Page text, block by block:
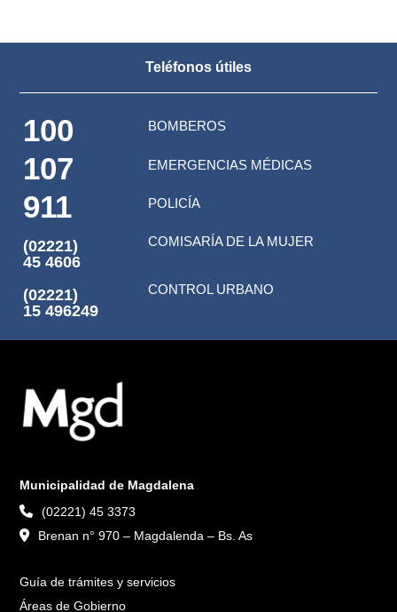
Teléfonos útiles
100 BOMBEROS
107 EMERGENCIAS MÉDICAS
911 POLICÍA
(02221)
45 4606
COMISARÍA DE LA MUJER
(02221)
15 496249
CONTROL URBANO
Municipalidad de Magdalena
(02221) 45 3373
Brenan n° 970 – Magdalenda – Bs. As
Guía de trámites y servicios
Áreas de Gobierno